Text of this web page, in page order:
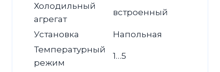
Холодильный
агрегат
встроенный
Установка
Напольная
Температурный
режим
1…5